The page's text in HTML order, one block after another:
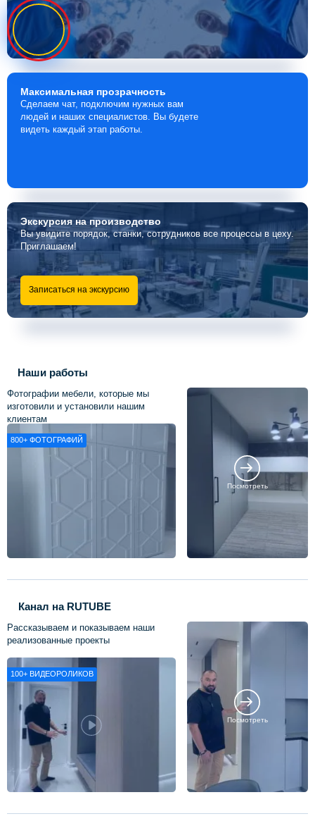
Максимальная прозрачность
Сделаем чат, подключим нужных вам
людей и наших специалистов. Вы будете
видеть каждый этап работы.
Экскурсияна производство
Вы увидите порядок, станки, сотрудников все процессы в цеху.
Приглашаем!
Записаться на экскурсию
Наши работы
Фотографии мебели, которые мы
изготовили и установили нашим
клиентам
800+ ФОТОГРАФИЙ
Посмотреть
Канал на RUTUBE
Рассказываем и показываем наши
реализованные проекты
100+ ВИДЕОРОЛИКОВ
Посмотреть